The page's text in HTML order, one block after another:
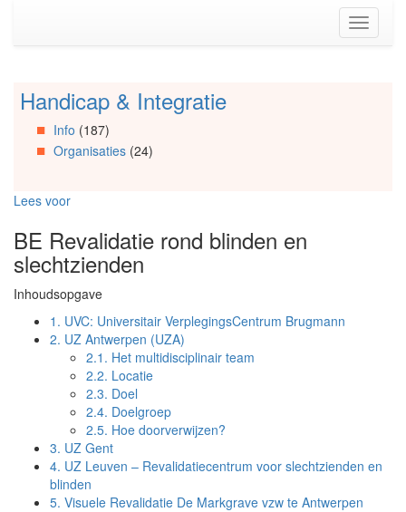
(Accesskey
Toggle
Spring
Artikels
Spring
Spring
Organisaties
Spring
Social
media
Handicap & Integratie
Info (187)
Organisaties(24)
Lees voor
BE Revalidatie rond blinden en
slechtzienden
Inhoudsopgave
1. UVC: Universitair VerplegingsCentrum Brugmann
2. UZ Antwerpen (UZA)
2.1. Het multidisciplinair team
2.2. Locatie
2.3. Doel
2.4. Doelgroep
2.5. Hoe doorverwijzen?
3. UZ Gent
4. UZ Leuven – Revalidatiecentrum voor slechtzienden en
blinden
5. Visuele Revalidatie De Markgrave vzw te Antwerpen